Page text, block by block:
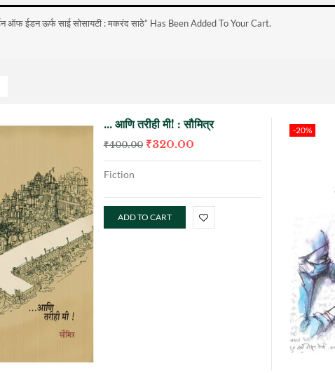
ऑफ ईडन ऊर्फ साई सोसायटी : मकरंद साठे” Has Been Added To Your Cart.
… आणि तरीही मी! : सौमित्र
₹400.00 ₹320.00
Fiction
ADD TO CART
-20%